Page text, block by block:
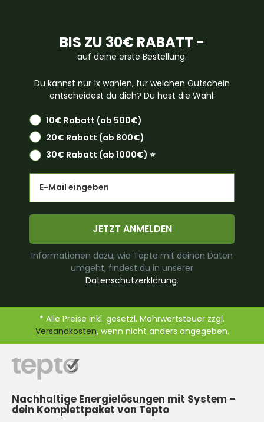
BIS ZU 30€ RABATT -
auf deine erste Bestellung.
Du kannst nur 1x wählen, für welchen Gutschein
entscheidest du dich? Du hast die Wahl:
10€ Rabatt (ab 500€)
20€ Rabatt (ab 800€)
30€ Rabatt (ab 1000€) ⭐️
JETZT ANMELDEN
Informationen dazu, wie Tepto mit deinen Daten
umgeht, findest du in unserer
Datenschutzerklärung.
* Alle Preise inkl. gesetzl. Mehrwertsteuer zzgl.
Versandkosten, wenn nicht anders angegeben.
Nachhaltige Energielösungen mit System –
dein Komplettpaket von Tepto